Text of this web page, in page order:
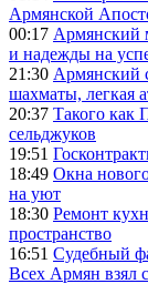
Армянской
00:17 Армянский
и надежды на
21:30 Армянский
шахматы, легкая
20:37 Такого как
сельджуков
19:51
18:49 Окна
на уют
18:30 Ремонт
пространство
16:51 Судебный
Всех Армян взял